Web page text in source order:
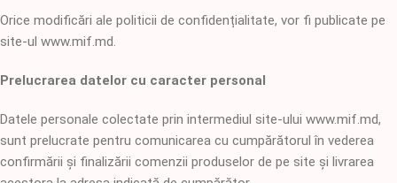
Orice modificări ale politicii de confidențialitate, vor fi publicate pe
site-ul www.mif.md.
Prelucrarea datelor cu caracter personal
Datele personale colectate prin intermediul site-ului www.mif.md,
sunt prelucrate pentru comunicarea cu cumpărătorul în vederea
confirmării și finalizării comenzii produselor de pe site și livrarea